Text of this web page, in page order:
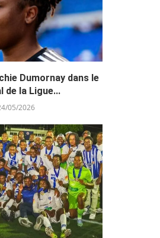
Dumornay dans le
de la Ligue...
05/2026